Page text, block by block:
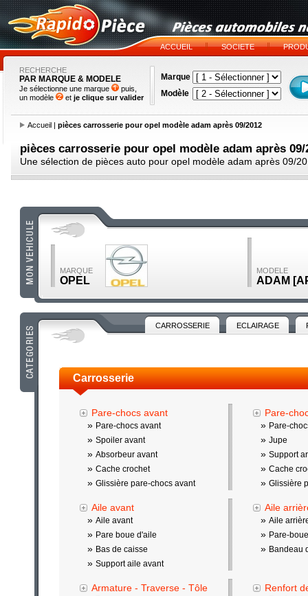
ACCUEIL SOCIETE
RECHERCHE
PAR MARQUE & MODELE
Je sélectionne une marque
puis,
un modèle
et je clique sur valider
Marque
Modèle
Accueil | pièces carrosserie pour opel modèle adam après 09/2012
pièces carrosserie pour opel modèle adam après 09/
Une sélection de pièces auto pour opel modèle adam après 09/
MARQUE
OPEL
MODELE
ADAM
CARROSSERIE ECLAIRAGE
Carrosserie
Pare-chocs avant
» Pare-chocs avant
» Spoiler avant
» Absorbeur avant
» Cache crochet
» Glissière pare-chocs avant
Pare-
» Pare-
» Jupe
» Support
» Cache
» Glissière
Aile avant
» Aile avant
» Pare boue d'aile
» Bas de caisse
» Support aile avant
Aile
» Aile
» Pare-
» Bandeau
Armature - Traverse - Tôle
Renfort